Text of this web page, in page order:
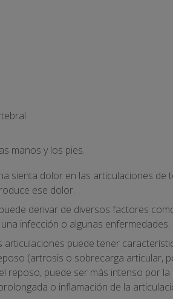
manos y los pies.
sienta dolor en las articulaciones
ese dolor.
derivar de diversos factores
infección o algunas enfermedades.
puede tener
(artrosis o sobrecarga articular,
reposo, puede ser más intenso por
o inflamación de la